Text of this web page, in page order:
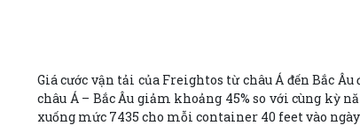
Giá cước vận tải của Freightos từ châu Á đến Bắc
châu Á – Bắc Âu giảm khoảng 45% so với cùng kỳ
xuống mức 7435 cho mỗi container 40 feet vào